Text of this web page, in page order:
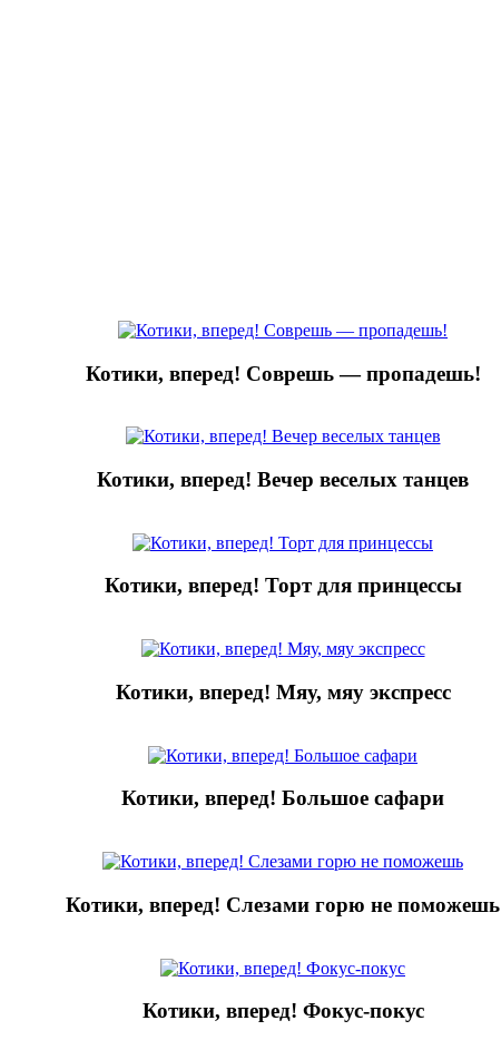
Котики, вперед! Соврешь — пропадешь!
Котики, вперед! Вечер веселых танцев
Котики, вперед! Торт для принцессы
Котики, вперед! Мяу, мяу экспресс
Котики, вперед! Большое сафари
Котики, вперед! Слезами горю не поможешь
Котики, вперед! Фокус-покус